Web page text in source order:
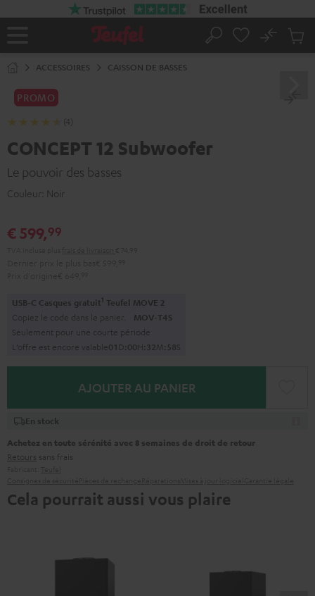
Page
Rechercher
No
ACCESSOIRES CAISSON DE BASSES
PROMO
(4)
CONCEPT 12 Subwoofer
Le pouvoir des basses
Couleur: Noir
€ 599,99
USB-C Casques gratuit1 Teufel MOVE 2
Copiez le code dans le panier. MOV-T4S
Seulement pour une courte période
L’offre est encore valable01D:00H: 32M: 57S
AJOUTER AU PANIER
En stock
Achetez en toute sérénité avec 8 semaines de droit de retour
Retours sans frais
Cela pourrait aussi vous plaire